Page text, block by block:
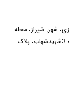
شهر: شیراز، محله:
مشیر فاطمی، خیابان سیدجمال الدین اسدآبادی، بن بست 3شهیدشهاب، پلاک: